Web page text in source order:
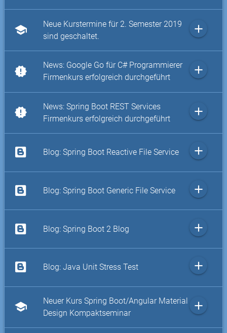
school
Neue Kurstermine für 2. Semester 2019
sind geschaltet.
add
new_releases
News: Google Go für C# Programmierer
Firmenkurs erfolgreich durchgeführt
add
new_releases
News: Spring Boot REST Services
Firmenkurs erfolgreich durchgeführt
add
Blog: Spring Boot Reactive File Service add
Blog: Spring Boot Generic File Service add
Blog: Spring Boot 2 Blog add
Blog: Java Unit Stress Test add
school
Neuer Kurs Spring Boot/Angular Material
Design Kompaktseminar
add